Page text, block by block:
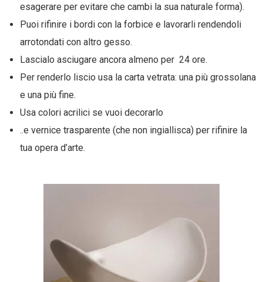
esagerare per evitare che cambi la sua naturale forma).
Puoi rifinire i bordi con la forbice e lavorarli rendendoli
arrotondati con altro gesso.
Lascialo asciugare ancora almeno per 24 ore.
Per renderlo liscio usa la carta vetrata: una più grossolana
e una più fine.
Usa colori acrilici se vuoi decorarlo
..e vernice trasparente (che non ingiallisca) per rifinire la
tua opera d’arte.